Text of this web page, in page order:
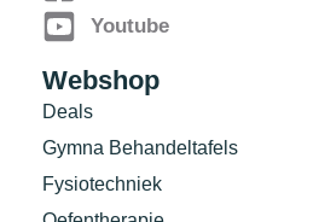
Youtube
Webshop
Deals
Gymna Behandeltafels
Fysiotechniek